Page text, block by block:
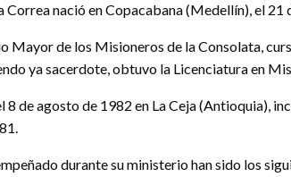
nació en Copacabana (Medellín), el 21
Mayor de los Misioneros de la Consolata,
ya sacerdote, obtuvo la Licenciatura en
de agosto de 1982 en La Ceja (Antioquia),
durante su ministerio han sido los